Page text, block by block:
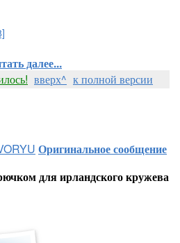
далее...
вверх^ к полной версии
Оригинальное сообщение
для ирландского кружева